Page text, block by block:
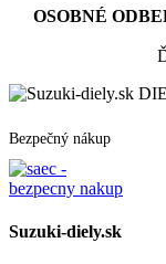
OSOBNÉ
Bezpečný nákup
Suzuki-diely.sk